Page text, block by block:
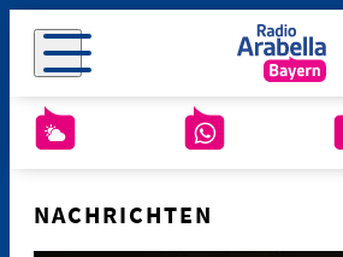
NACHRICHTEN